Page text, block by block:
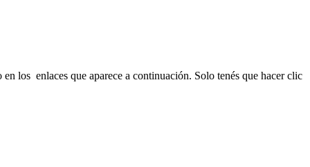
los enlaces que aparece a continuación. Solo tenés que hacer clic